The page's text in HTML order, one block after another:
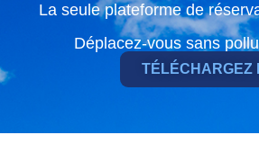
La seule plateforme de
Déplacez-vous sans
TÉLÉCHARGEZ